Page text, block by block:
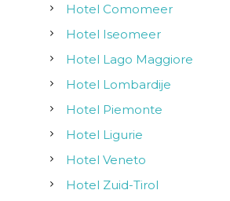
Hotel Comomeer
Hotel Iseomeer
Hotel Lago Maggiore
Hotel Lombardije
Hotel Piemonte
Hotel Ligurie
Hotel Veneto
Hotel Zuid-Tirol